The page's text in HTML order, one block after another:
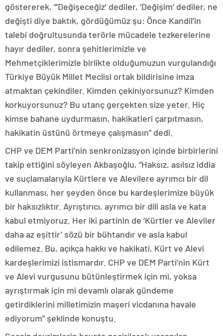
göstererek, “‘Değişeceğiz’ dediler, ‘Değişim’ dediler, ne
değişti diye baktık, gördüğümüz şu: Önce Kandil’in
talebi doğrultusunda terörle mücadele tezkerelerine
hayır dediler, sonra şehitlerimizle ve
Mehmetçiklerimizle birlikte olduğumuzun vurgulandığı
Türkiye Büyük Millet Meclisi ortak bildirisine imza
atmaktan çekindiler. Kimden çekiniyorsunuz? Kimden
korkuyorsunuz? Bu utanç gerçekten size yeter. Hiç
kimse bahane uydurmasın, hakikatleri çarpıtmasın,
hakikatin üstünü örtmeye çalışmasın” dedi.
CHP ve DEM Parti’nin senkronizasyon içinde birbirlerini
takip ettiğini söyleyen Akbaşoğlu, “Haksız, asılsız iddia
ve suçlamalarıyla Kürtlere ve Alevilere ayrımcı bir dil
kullanması, her şeyden önce bu kardeşlerimize büyük
bir haksızlıktır. Ayrıştırıcı, ayrımcı bir dili asla ve kata
kabul etmiyoruz. Her iki partinin de ‘Kürtler ve Aleviler
daha az eşittir’ sözü bir bühtandır ve asla kabul
edilemez. Bu, açıkça hakkı ve hakikati, Kürt ve Alevi
kardeşlerimizi istismardır. CHP ve DEM Parti’nin Kürt
ve Alevi vurgusunu bütünleştirmek için mi, yoksa
ayrıştırmak için mi devamlı olarak gündeme
getirdiklerini milletimizin maşeri vicdanına havale
ediyorum” şeklinde konuştu.